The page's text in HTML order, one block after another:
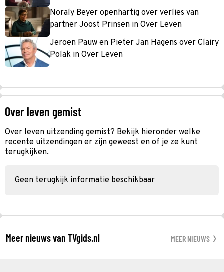
Noraly Beyer openhartig over verlies van
partner Joost Prinsen in Over Leven
Jeroen Pauw en Pieter Jan Hagens over Clairy
Polak in Over Leven
Over leven gemist
Over leven uitzending gemist? Bekijk hieronder welke
recente uitzendingen er zijn geweest en of je ze kunt
terugkijken.
Geen terugkijk informatie beschikbaar
Meer nieuws van TVgids.nl MEER NIEUWS